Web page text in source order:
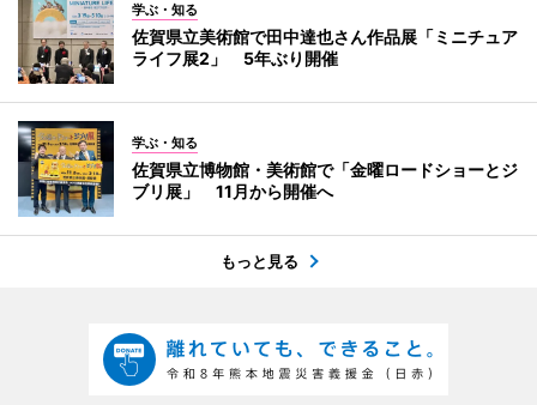
学ぶ・知る
佐賀県立美術館で田中達也さん作品展「ミニチュア
ライフ展2」 5年ぶり開催
学ぶ・知る
佐賀県立博物館・美術館で「金曜ロードショーとジ
ブリ展」 11月から開催へ
もっと見る